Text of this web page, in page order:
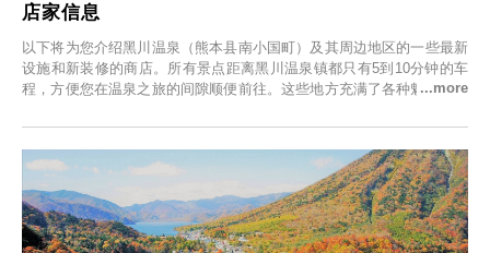
店家信息
以下将为您介绍黑川温泉（熊本县南小国町）及其周边地区的一些最新
设施和新装修的商店。所有景点距离黑川温泉镇都只有5到10分钟的车
程，方便您在温泉之旅的间隙顺便前往。这些地方充满了各种魅力，包
食材的餐厅。让您体验黑川温泉的全新乐趣。